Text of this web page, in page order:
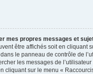
mes propres messages et
être affichés soit en cliquant
le panneau de contrôle de
les messages de
cliquant sur le menu «